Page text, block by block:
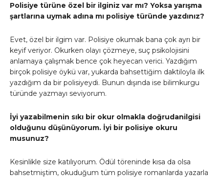
Polisiye türüne özel bir ilginiz var mı? Yoksa yarışma
şartlarına uymak adına mı polisiye türünde yazdınız?
Evet, özel bir ilgim var. Polisiye okumak bana çok ayrı bir
keyif veriyor. Okurken olayı çözmeye, suç psikolojisini
anlamaya çalışmak bence çok heyecan verici. Yazdığım
birçok polisiye öykü var, yukarda bahsettiğim daktiloyla ilk
yazdığım da bir polisiyeydi. Bunun dışında ise bilimkurgu
türünde yazmayı seviyorum.
İyi yazabilmenin sıkı bir okur olmakla doğrudanilgisi
olduğunu düşünüyorum. İyi bir polisiye okuru
musunuz?
Kesinlikle size katılıyorum. Ödül töreninde kısa da olsa
bahsetmiştim, okuduğum tüm polisiye romanlarda yazarla